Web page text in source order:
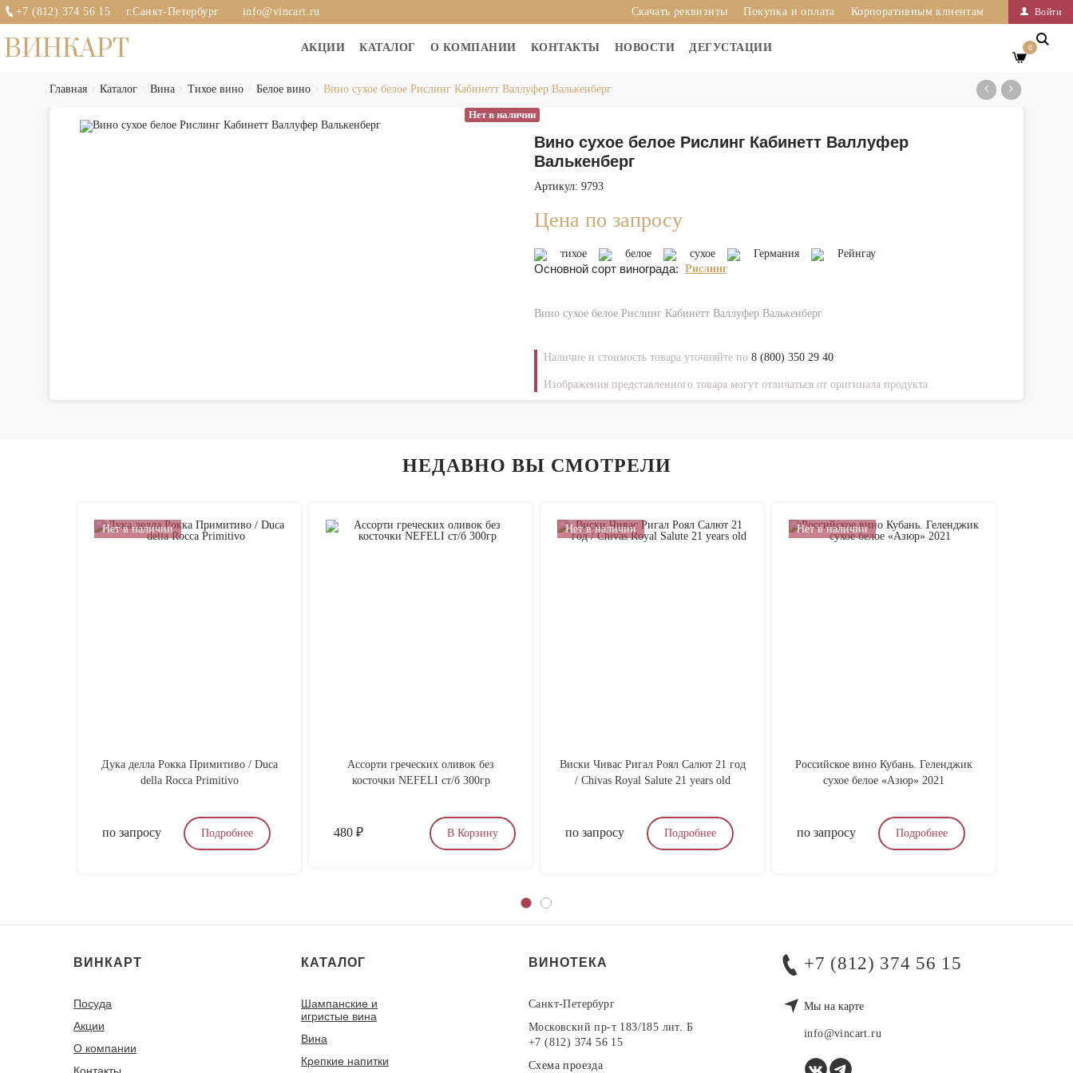
+7 (812) 374 56 15 г.Санкт-Петербург info@vincart.ru Войти
Скачать реквизиты Покупка и оплата Корпоративным клиентам
ВИНКАРТ АКЦИИ КАТАЛОГ О КОМПАНИИ КОНТАКТЫ НОВОСТИ ДЕГУСТАЦИИ 0
Главная Каталог Вина Тихое вино Белое вино Вино сухое белое Рислинг Кабинетт Валлуфер Валькенберг
Нет в наличии
Вино сухое белое Рислинг Кабинетт Валлуфер
Валькенберг
Артикул: 9793
Цена по запросу
тихое белое сухое Германия Рейнгау
Основной сорт винограда: Рислинг
Вино сухое белое Рислинг Кабинетт Валлуфер Валькенберг
Наличие и стоимость товара уточняйте по 8 (800) 350 29 40
Изображения представленного товара могут отличаться от оригинала продукта
НЕДАВНО ВЫ СМОТРЕЛИ
Нет в наличии
Дука делла Рокка Примитиво / Duca
della Rocca Primitivo
по запросу Подробнее
Ассорти греческих оливок без
косточки NEFELI ст/б 300гр
480 ₽ В Корзину
Нет в наличии
Виски Чивас Ригал Роял Салют 21 год
/ Chivas Royal Salute 21 years old
по запросу Подробнее
Нет в наличии
Российское вино Кубань. Геленджик
сухое белое «Азюр» 2021
по запросу Подробнее
ВИНКАРТ
Посуда
Акции
О компании
КАТАЛОГ
Шампанские и
игристые вина
Вина
Крепкие напитки
ВИНОТЕКА
Санкт-Петербург
Московский пр-т 183/185 лит. Б
+7 (812) 374 56 15
Схема проезда
+7 (812) 374 56 15
Мы на карте
info@vincart.ru